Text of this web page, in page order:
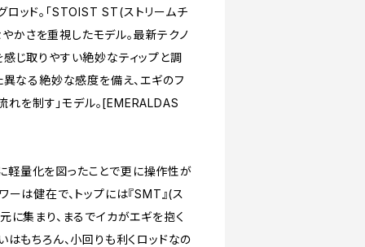
ッド。「STOIST ST(ストリームチ
かさを重視したモデル。最新テクノ
じ取りやすい絶妙なティップと調
なる絶妙な感度を備え、エギのフ
れを制す」モデル。[EMERALDAS
軽量化を図ったことで更に操作性が
は健在で、トップには『SMT』(ス
集まり、まるでイカがエギを抱く
もちろん、小回りも利くロッドなの